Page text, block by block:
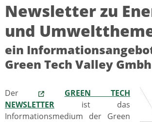
Newsletter zu
und
ein
Green Tech Valley Gmbh
Der
GREEN TECH
NEWSLETTER ist das
Informationsmedium der Green